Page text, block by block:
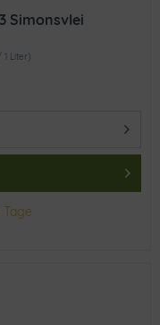
Simonsvlei
1 Liter)